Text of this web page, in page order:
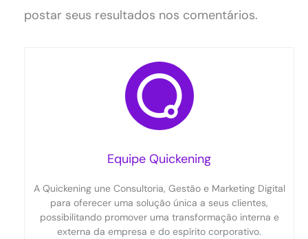
postar seus resultados nos comentários.
Equipe Quickening
A Quickening une Consultoria, Gestão e Marketing Digital
para oferecer uma solução única a seus clientes,
possibilitando promover uma transformação interna e
externa da empresa e do espírito corporativo.